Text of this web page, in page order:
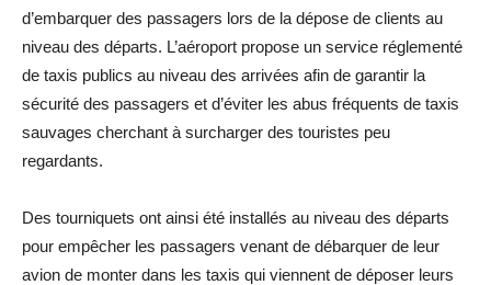
d’embarquer des passagers lors de la dépose de clients au
niveau des départs. L’aéroport propose un service réglementé
de taxis publics au niveau des arrivées afin de garantir la
sécurité des passagers et d’éviter les abus fréquents de taxis
sauvages cherchant à surcharger des touristes peu
regardants.
Des tourniquets ont ainsi été installés au niveau des départs
pour empêcher les passagers venant de débarquer de leur
avion de monter dans les taxis qui viennent de déposer leurs